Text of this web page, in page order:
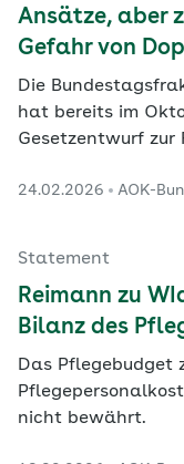
Ansätze, aber
Gefahr von
Die
hat bereits im
Gesetzentwurf zur
24.02.2026 AOK-
Statement
Reimann zu
Bilanz des
Das Pflegebudget
nicht bewährt.